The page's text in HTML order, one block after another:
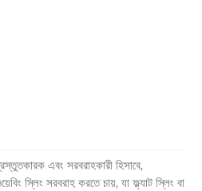
এবং সরবরাহকারী হিসাবে,
স্লিং সরবরাহ করতে চায়, যা ফ্ল্যাট স্লিং বা